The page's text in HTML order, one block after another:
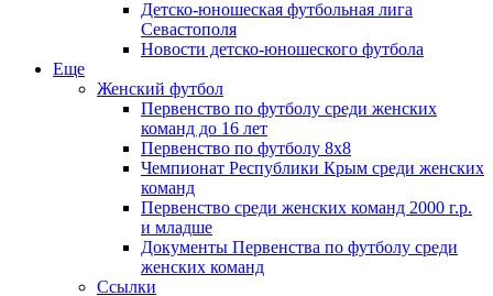
Детско-юношеская футбольная лига
Севастополя
Новости детско-юношеского футбола
Еще
Женский футбол
Первенство по футболу среди женских
команд до 16 лет
Первенство по футболу 8х8
Чемпионат Республики Крым среди женских
команд
Первенство среди женских команд 2000 г.р.
и младше
Документы Первенства по футболу среди
женских команд
Ссылки